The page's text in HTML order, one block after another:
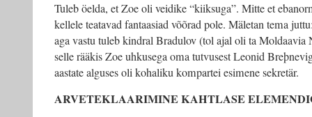
Tuleb öelda, et Zoe oli veidike “kiiksuga”. Mitte et
kellele teatavad fantaasiad võõrad pole. Mäletan tema
aga vastu tuleb kindral Bradulov (tol ajal oli ta Moldaavia
selle rääkis Zoe uhkusega oma tutvusest Leonid
aastate alguses oli kohaliku kompartei esimene sekretär.
ARVETEKLAARIMINE KAHTLASE